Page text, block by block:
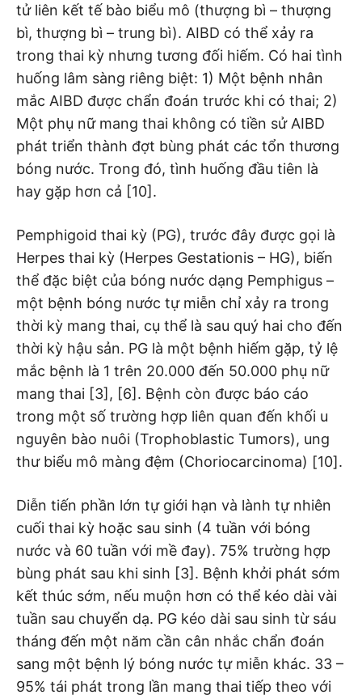
tử liên kết tế bào biểu mô (thượng bì – thượng
bì, thượng bì – trung bì). AIBD có thể xảy ra
trong thai kỳ nhưng tương đối hiếm. Có hai tình
huống lâm sàng riêng biệt: 1) Một bệnh nhân
mắc AIBD được chẩn đoán trước khi có thai; 2)
Một phụ nữ mang thai không có tiền sử AIBD
phát triển thành đợt bùng phát các tổn thương
bóng nước. Trong đó, tình huống đầu tiên là
hay gặp hơn cả [10].
Pemphigoid thai kỳ (PG), trước đây được gọi là
Herpes thai kỳ (Herpes Gestationis – HG), biến
thể đặc biệt của bóng nước dạng Pemphigus –
một bệnh bóng nước tự miễn chỉ xảy ra trong
thời kỳ mang thai, cụ thể là sau quý hai cho đến
thời kỳ hậu sản. PG là một bệnh hiếm gặp, tỷ lệ
mắc bệnh là 1 trên 20.000 đến 50.000 phụ nữ
mang thai [3], [6]. Bệnh còn được báo cáo
trong một số trường hợp liên quan đến khối u
nguyên bào nuôi (Trophoblastic Tumors), ung
thư biểu mô màng đệm (Choriocarcinoma) [10].
Diễn tiến phần lớn tự giới hạn và lành tự nhiên
cuối thai kỳ hoặc sau sinh (4 tuần với bóng
nước và 60 tuần với mề đay). 75% trường hợp
bùng phát sau khi sinh [3]. Bệnh khởi phát sớm
kết thúc sớm, nếu muộn hơn có thể kéo dài vài
tuần sau chuyển dạ. PG kéo dài sau sinh từ sáu
tháng đến một năm cần cân nhắc chẩn đoán
sang một bệnh lý bóng nước tự miễn khác. 33 –
95% tái phát trong lần mang thai tiếp theo với